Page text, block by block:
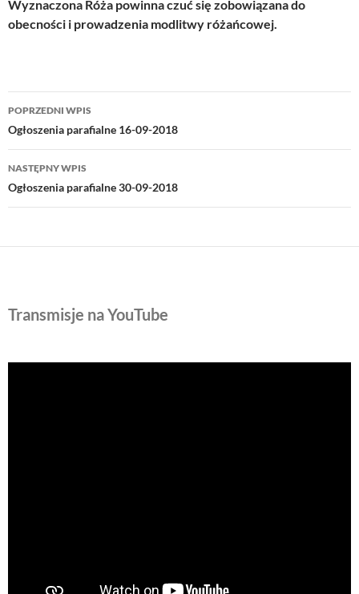
Wyznaczona Róża powinna czuć się zobowiązana do
obecności i prowadzenia modlitwy różańcowej.
Nawigacja
wpisu
POPRZEDNI WPIS
Ogłoszenia parafialne 16-09-2018
NASTĘPNY WPIS
Ogłoszenia parafialne 30-09-2018
Transmisje na YouTube